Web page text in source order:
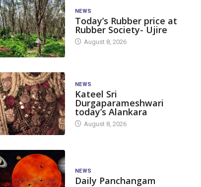
NEWS
Today’s Rubber price at
Rubber Society- Ujire
August 8, 2026
NEWS
Kateel Sri
Durgaparameshwari
today’s Alankara
August 8, 2026
NEWS
Daily Panchangam